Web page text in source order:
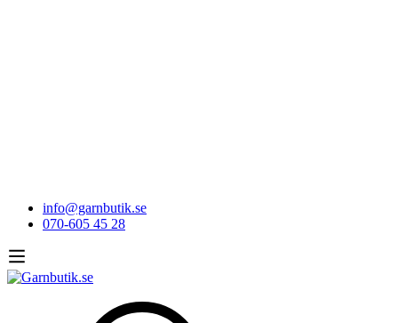
info@garnbutik.se
070-605 45 28